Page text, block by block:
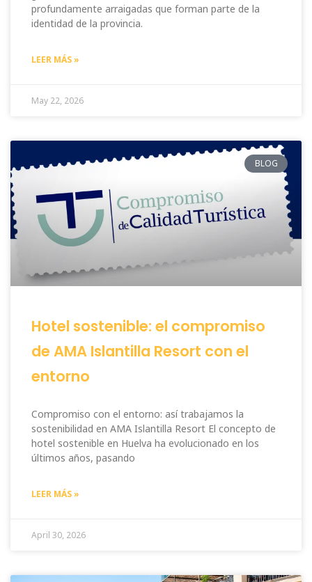
profundamente arraigadas que forman parte de la
identidad de la provincia.
LEER MÁS »
May 22, 2026
BLOG
Hotel sostenible: el compromiso
de AMA Islantilla Resort con el
entorno
Compromiso con el entorno: así trabajamos la
sostenibilidad en AMA Islantilla Resort El concepto de
hotel sostenible en Huelva ha evolucionado en los
últimos años, pasando
LEER MÁS »
April 30, 2026